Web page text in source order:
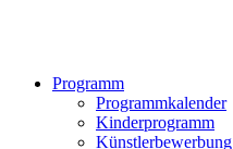
Programm
Programmkalender
Kinderprogramm
Künstlerbewerbung